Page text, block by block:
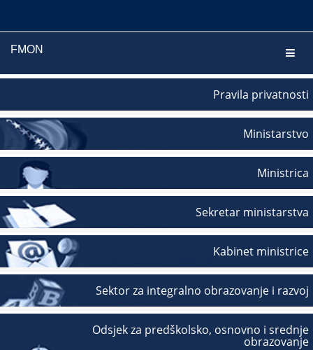
FMON
Pravila privatnosti
Ministarstvo
Ministrica
Sekretar ministarstva
Kabinet ministrice
Sektor za integralno obrazovanje i razvoj
Odsjek za predškolsko, osnovno i srednje
obrazovanje